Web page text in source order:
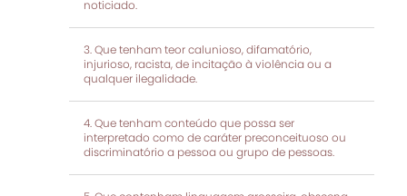
noticiado.
Que tenham teor calunioso, difamatório,
injurioso, racista, de incitação à violência ou a
qualquer ilegalidade.
Que tenham conteúdo que possa ser
interpretado como de caráter preconceituoso ou
discriminatório a pessoa ou grupo de pessoas.